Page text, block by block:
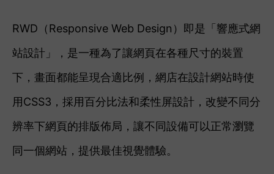
RWD（Responsive Web Design）即是「響應式網
站設計」，是一種為了讓網頁在各種尺寸的裝置
下，畫面都能呈現合適比例，網店在設計網站時使
用CSS3，採用百分比法和柔性屏設計，改變不同分
辨率下網頁的排版佈局，讓不同設備可以正常瀏覽
同一個網站，提供最佳視覺體驗。